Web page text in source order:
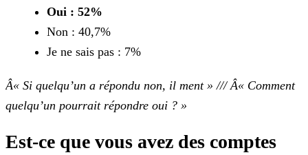
Oui : 52%
Non : 40,7%
Je ne sais pas : 7%
Â« Si quelqu’un a répondu non, il ment » /// Â« Comment
quelqu’un pourrait répondre oui ? »
Est-ce que vous avez des comptes